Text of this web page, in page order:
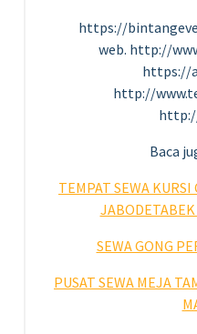
https://
web. http://
https://
http://
Baca
TEMPAT SEWA KURSI
JABODETABEK
SEWA GONG
PUSAT SEWA MEJA